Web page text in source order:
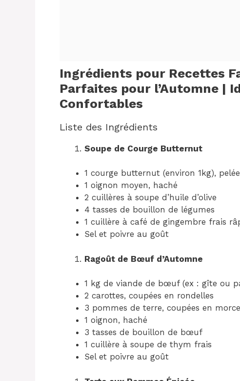
Ingrédients pour Recettes
Parfaites pour l’Automne |
Confortables
Liste des Ingrédients
Soupe de Courge Butternut
1 courge butternut (environ 1kg),
1 oignon moyen, haché
2 cuillères à soupe d’huile d’olive
4 tasses de bouillon de légumes
1 cuillère à café de gingembre frais
Sel et poivre au goût
Ragoût de Bœuf d’Automne
1 kg de viande de bœuf (ex : gîte ou
2 carottes, coupées en rondelles
3 pommes de terre, coupées en
1 oignon, haché
3 tasses de bouillon de bœuf
1 cuillère à soupe de thym frais
Sel et poivre au goût